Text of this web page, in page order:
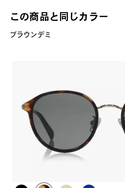
この商品と同じカラー
ブラウンデミ